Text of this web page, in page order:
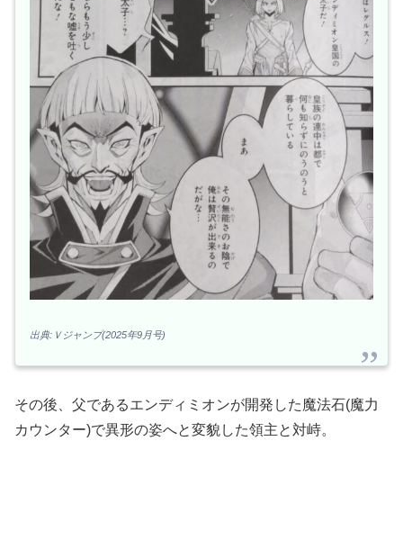
出典:Ｖジャンプ(2025年9月号)
その後、父であるエンディミオンが開発した魔法石(魔力
カウンター)で異形の姿へと変貌した領主と対峙。